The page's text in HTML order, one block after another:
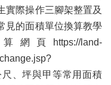
實際操作三腳架整置及
見的面積單位換算教學
頁https://land-
、坪與甲等常用面積